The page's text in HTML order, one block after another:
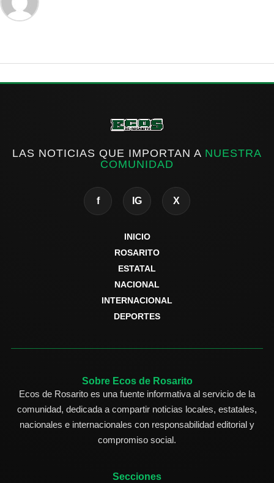
LAS NOTICIAS QUE IMPORTAN A NUESTRA
COMUNIDAD
f IG X
INICIO
ROSARITO
ESTATAL
NACIONAL
INTERNACIONAL
DEPORTES
Sobre Ecos de Rosarito
Ecos de Rosarito es una fuente informativa al servicio de la
comunidad, dedicada a compartir noticias locales, estatales,
nacionales e internacionales con responsabilidad editorial y
compromiso social.
Secciones